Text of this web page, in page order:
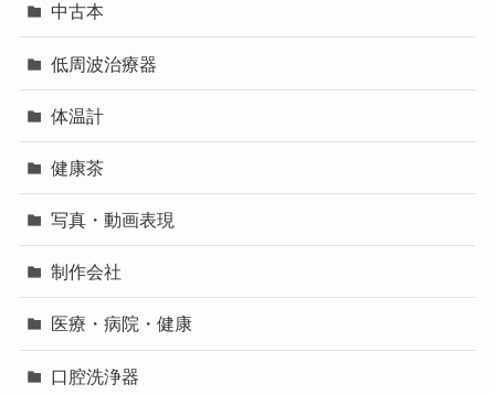
中古本
低周波治療器
体温計
健康茶
写真・動画表現
制作会社
医療・病院・健康
口腔洗浄器